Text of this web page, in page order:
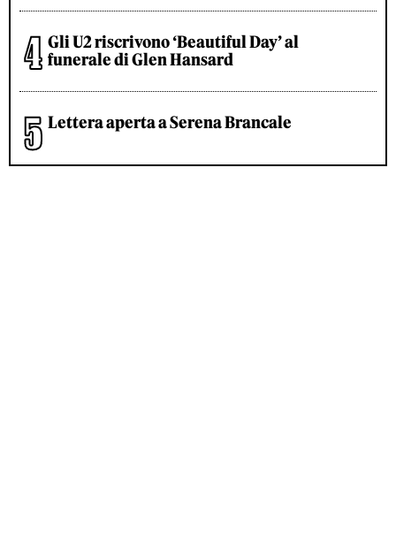
Gli U2 riscrivono ‘Beautiful Day’ al
funerale di Glen Hansard
Lettera aperta a Serena Brancale